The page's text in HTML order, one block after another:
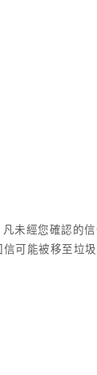
未經您確認的
可能被移至垃